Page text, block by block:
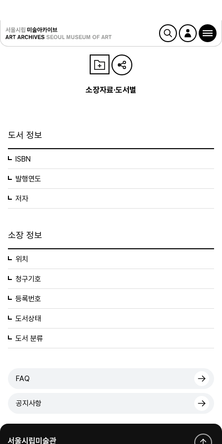
소장자료·도서별
도서 정보
ISBN
발행연도
저자
소장 정보
위치
청구기호
등록번호
도서상태
도서 분류
FAQ
공지사항